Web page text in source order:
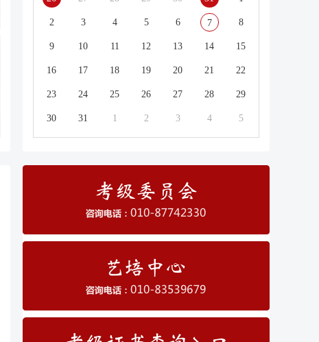
2 3 4 5 6 7 8
9 10 11 12 13 14 15
16 17 18 19 20 21 22
23 24 25 26 27 28 29
30 31 1 2 3 4 5